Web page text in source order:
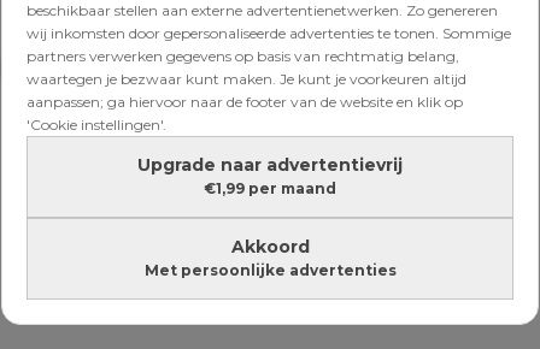
beschikbaar stellen aan externe advertentienetwerken. Zo genereren
wij inkomsten door gepersonaliseerde advertenties te tonen. Sommige
partners verwerken gegevens op basis van rechtmatig belang,
waartegen je bezwaar kunt maken. Je kunt je voorkeuren altijd
aanpassen; ga hiervoor naar de footer van de website en klik op
'Cookie instellingen'.
Upgrade naar advertentievrij
€1,99 per maand
Akkoord
Met persoonlijke advertenties
Lees verder onder de advertentie